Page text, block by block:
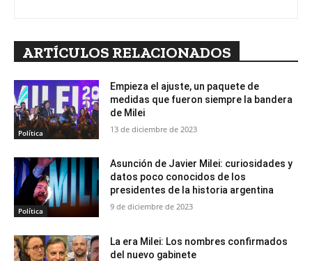
ARTÍCULOS RELACIONADOS
Política
Empieza el ajuste, un paquete de
medidas que fueron siempre la bandera
de Milei
13 de diciembre de 2023
Política
Asunción de Javier Milei: curiosidades y
datos poco conocidos de los
presidentes de la historia argentina
9 de diciembre de 2023
La era Milei: Los nombres confirmados
del nuevo gabinete